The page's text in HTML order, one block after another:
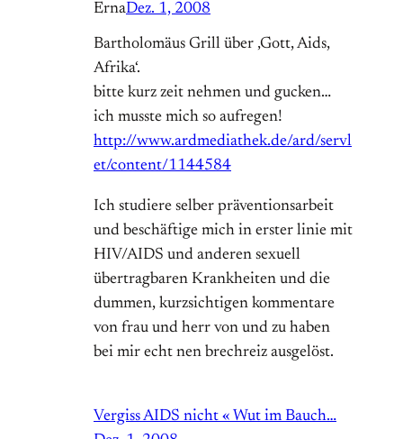
ErnaDez. 1, 2008
Bartholomäus Grill über ‚Gott, Aids,
Afrika‘.
bitte kurz zeit nehmen und gucken…
ich musste mich so aufregen!
http://www.ardmediathek.de/ard/servl
et/content/1144584
Ich studiere selber präventionsarbeit
und beschäftige mich in erster linie mit
HIV/AIDS und anderen sexuell
übertragbaren Krankheiten und die
dummen, kurzsichtigen kommentare
von frau und herr von und zu haben
bei mir echt nen brechreiz ausgelöst.
Vergiss AIDS nicht « Wut im Bauch…